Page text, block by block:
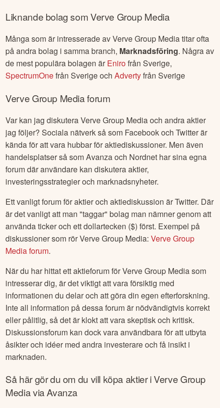
Liknande bolag somVerve Group Media
Många som är intresserade avVerve Group Mediatitar ofta
på andra bolag i samma branch, Marknadsföring. Några av
de mest populära bolagen är EnirofrånSverige,
SpectrumOnefrånSverigeochAdvertyfrånSverige
Verve Group Mediaforum
Var kan jag diskuteraVerve Group Mediaoch andra aktier
jag följer? Sociala nätverk så som Facebook och Twitter är
kända för att vara hubbar för aktiediskussioner. Men även
handelsplatser så som Avanza och Nordnet har sina egna
forum där användare kan diskutera aktier,
investeringsstrategier och marknadsnyheter.
Ett vanligt forum för aktier och aktiediskussion är Twitter. Där
är det vanligt att man "taggar" bolag man nämner genom att
använda ticker och ett dollartecken ($) först. Exempel på
diskussioner som rörVerve Group Media:Verve Group
Mediaforum.
När du har hittat ett aktieforum förVerve Group Mediasom
intresserar dig, är det viktigt att vara försiktig med
informationen du delar och att göra din egen efterforskning.
Inte all information på dessa forum är nödvändigtvis korrekt
eller pålitlig, så det är klokt att vara skeptisk och kritisk.
Diskussionsforum kan dock vara användbara för att utbyta
åsikter och idéer med andra investerare och få insikt i
marknaden.
Så här gör du om du vill köpa aktier iVerve Group
Mediavia Avanza